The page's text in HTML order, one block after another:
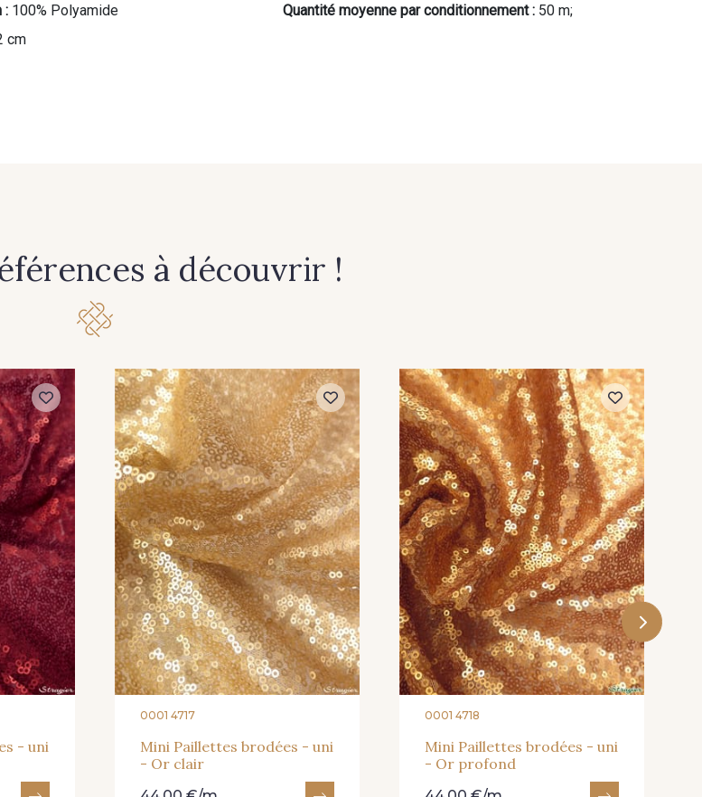
: 100% Polyamide
cm
Quantité moyenne par conditionnement : 50 m;
à découvrir !
- uni
0001 4717
Mini Paillettes brodées - uni
- Or clair
0001 4718
Mini Paillettes brodées - uni
- Or profond